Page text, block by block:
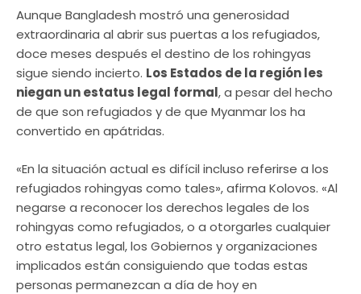
Aunque Bangladesh mostró una generosidad
extraordinaria al abrir sus puertas a los refugiados,
doce meses después el destino de los rohingyas
sigue siendo incierto. Los Estados de la región les
niegan un estatus legal formal, a pesar del hecho
de que son refugiados y de que Myanmar los ha
convertido en apátridas.
«En la situación actual es difícil incluso referirse a los
refugiados rohingyas como tales», afirma Kolovos. «Al
negarse a reconocer los derechos legales de los
rohingyas como refugiados, o a otorgarles cualquier
otro estatus legal, los Gobiernos y organizaciones
implicados están consiguiendo que todas estas
personas permanezcan a día de hoy en